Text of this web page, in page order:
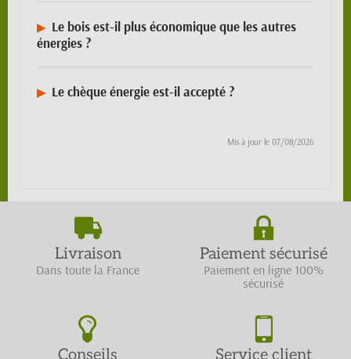
Le bois est-il plus économique que les autres
énergies ?
Le chèque énergie est-il accepté ?
Mis à jour le 07/08/2026
Livraison
Dans toute la France
Paiement sécurisé
Paiement en ligne 100%
sécurisé